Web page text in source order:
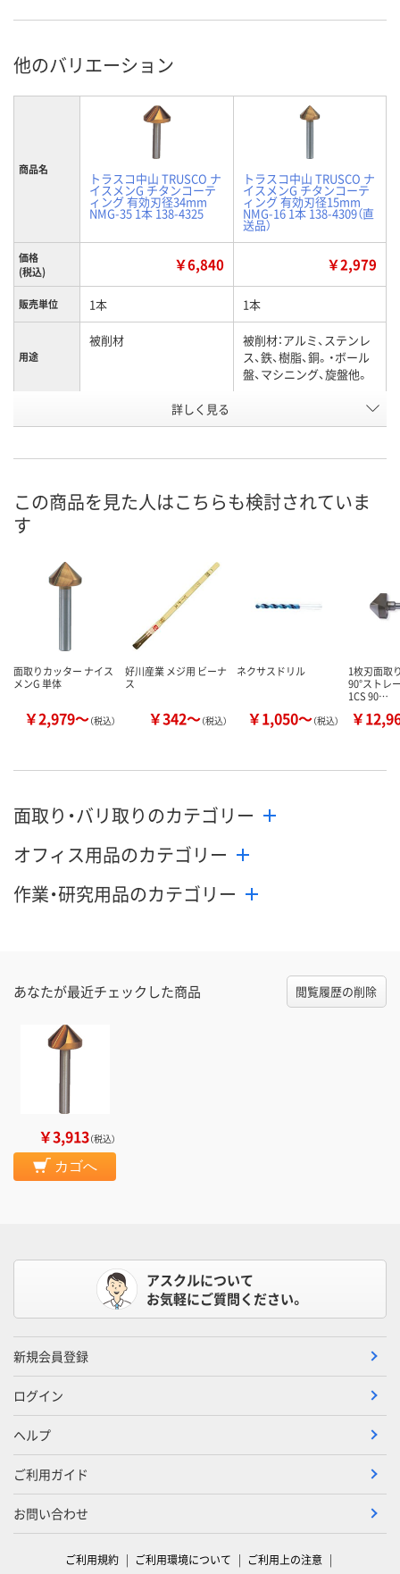
他のバリエーション
商品名
トラスコ中山 TRUSCO ナ
イスメンG チタンコーテ
ィング 有効刃径34mm
NMG-35 1本 138-4325
トラスコ中山 TRUSCO ナ
イスメンG チタンコーテ
ィング 有効刃径15mm
NMG-16 1本 138-4309（直
送品）
価格
(税込)
￥6,840 ￥2,979
販売単位 1本 1本
用途
被削材
被削材：アルミ、ステンレ
ス、鉄、樹脂、銅。・ボール
盤、マシニング、旋盤他。
お届け日
お取り扱い終了しました
カゴへ
詳しく見る
この商品を見た人はこちらも検討されていま
す
面取りカッター ナイス
メンG 単体
￥2,979～（税込）
好川産業 メジ用 ビーナ
ス
￥342～（税込）
ネクサスドリル
￥1,050～（税込）
1枚刃面取
90°ストレ
1CS 90…
￥
面取り・バリ取りのカテゴリー
オフィス用品のカテゴリー
作業・研究用品のカテゴリー
あなたが最近チェックした商品 閲覧履歴の削除
￥3,913（税込）
カゴへ
アスクルについて
お気軽にご質問ください。
新規会員登録
ログイン
ヘルプ
ご利用ガイド
お問い合わせ
ご利用規約 ご利用環境について ご利用上の注意